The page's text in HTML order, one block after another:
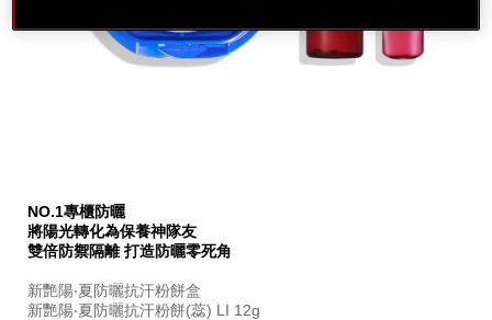
shiseido.com.tw/
SB000003282.html
編
號。
NO.1專櫃防曬
將陽光轉化為保養神隊友
雙倍防禦隔離 打造防曬零死角
新艷陽‧夏防曬抗汗粉餅盒
新艷陽‧夏防曬抗汗粉餅(蕊) LI 12g